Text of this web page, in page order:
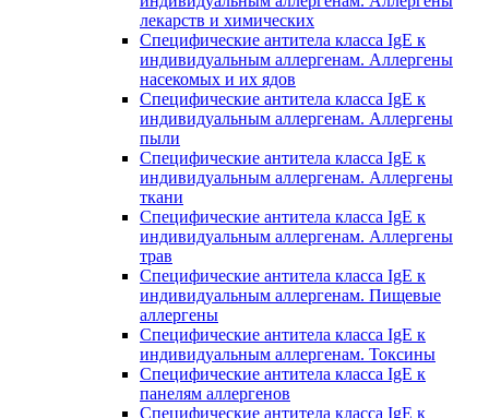
лекарств и химических
Специфические антитела класса IgE к
индивидуальным аллергенам. Аллергены
насекомых и их ядов
Специфические антитела класса IgE к
индивидуальным аллергенам. Аллергены
пыли
Специфические антитела класса IgE к
индивидуальным аллергенам. Аллергены
ткани
Специфические антитела класса IgE к
индивидуальным аллергенам. Аллергены
трав
Специфические антитела класса IgE к
индивидуальным аллергенам. Пищевые
аллергены
Специфические антитела класса IgE к
индивидуальным аллергенам. Токсины
Специфические антитела класса IgE к
панелям аллергенов
Специфические антитела класса IgE к